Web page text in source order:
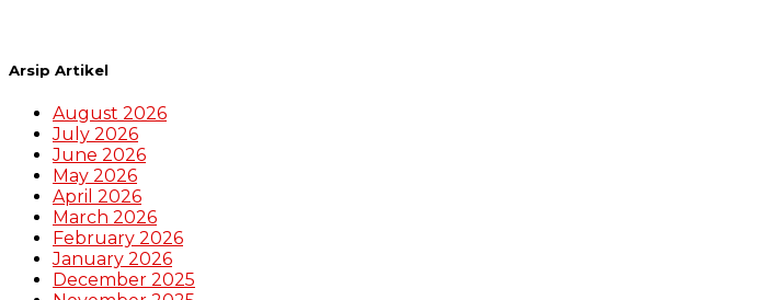
Arsip Artikel
August 2026
July 2026
June 2026
May 2026
April 2026
March 2026
February 2026
January 2026
December 2025